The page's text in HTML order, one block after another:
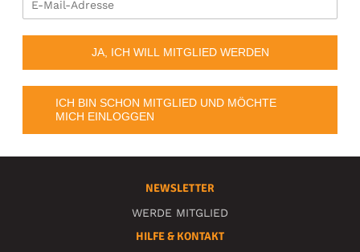
JA, ICH WILL MITGLIED WERDEN
ICH BIN SCHON MITGLIED UND MÖCHTE
MICH EINLOGGEN
NEWSLETTER
WERDE MITGLIED
HILFE & KONTAKT